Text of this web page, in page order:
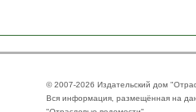
© 2007-2026 Издательский дом
Вся информация, размещённая на